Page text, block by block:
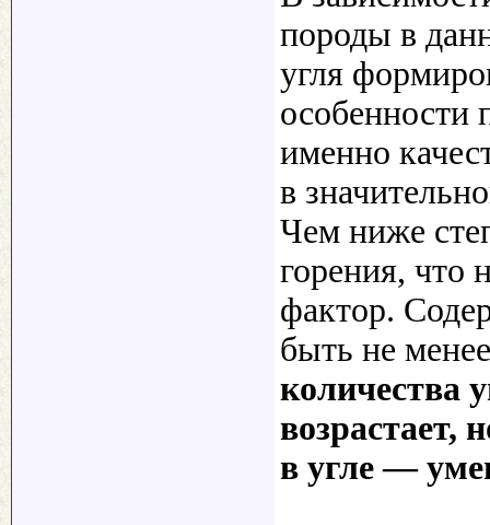
породы в
угля
особенности
именно
в
Чем ниже
горения, что
фактор.
быть не
количества
возрастает,
в угле —